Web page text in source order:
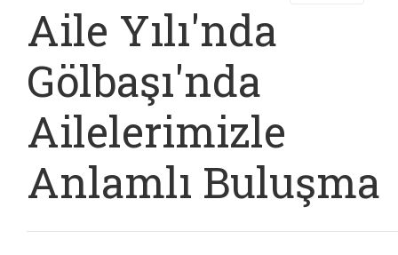
Aile Yılı'nda
Gölbaşı'nda
Ailelerimizle
Anlamlı Buluşma